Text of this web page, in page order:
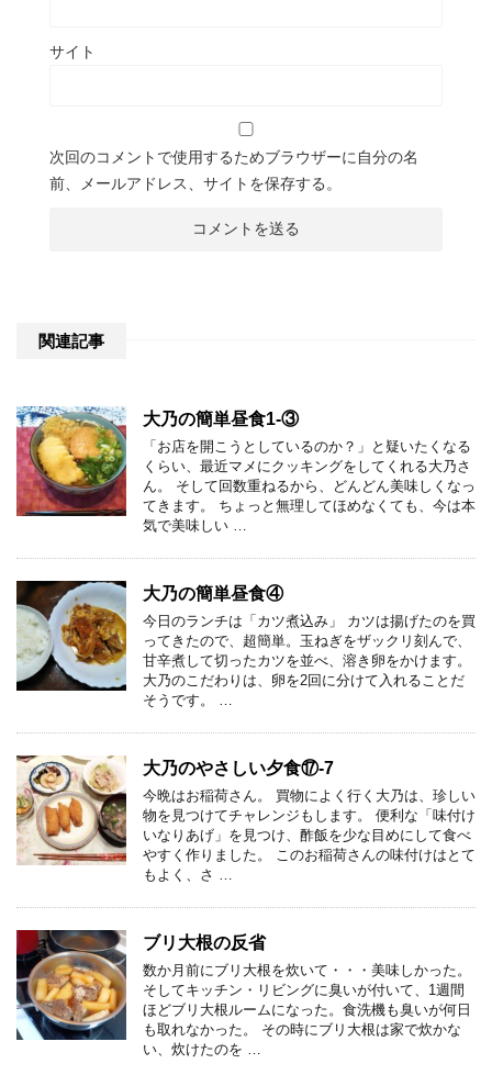
サイト
次回のコメントで使用するためブラウザーに自分の名
前、メールアドレス、サイトを保存する。
関連記事
大乃の簡単昼食1-③
「お店を開こうとしているのか？」と疑いたくなる
くらい、最近マメにクッキングをしてくれる大乃さ
ん。 そして回数重ねるから、どんどん美味しくなっ
てきます。 ちょっと無理してほめなくても、今は本
気で美味しい …
大乃の簡単昼食④
今日のランチは「カツ煮込み」 カツは揚げたのを買
ってきたので、超簡単。玉ねぎをザックリ刻んで、
甘辛煮して切ったカツを並べ、溶き卵をかけます。
大乃のこだわりは、卵を2回に分けて入れることだ
そうです。 …
大乃のやさしい夕食⑰-7
今晩はお稲荷さん。 買物によく行く大乃は、珍しい
物を見つけてチャレンジもします。 便利な「味付け
いなりあげ」を見つけ、酢飯を少な目めにして食べ
やすく作りました。 このお稲荷さんの味付けはとて
もよく、さ …
ブリ大根の反省
数か月前にブリ大根を炊いて・・・美味しかった。
そしてキッチン・リビングに臭いが付いて、1週間
ほどブリ大根ルームになった。食洗機も臭いが何日
も取れなかった。 その時にブリ大根は家で炊かな
い、炊けたのを …